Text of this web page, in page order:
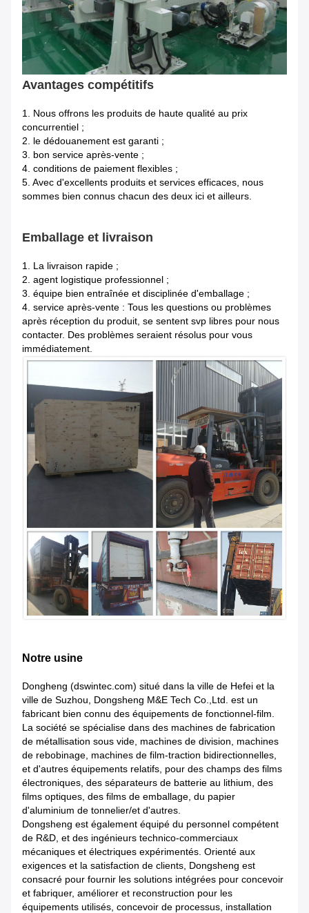
Avantages compétitifs
1. Nous offrons les produits de haute qualité au prix
concurrentiel ;
2. le dédouanement est garanti ;
3. bon service après-vente ;
4. conditions de paiement flexibles ;
5. Avec d'excellents produits et services efficaces, nous
sommes bien connus chacun des deux ici et ailleurs.
Emballage et livraison
1. La livraison rapide ;
2. agent logistique professionnel ;
3. équipe bien entraînée et disciplinée d'emballage ;
4. service après-vente : Tous les questions ou problèmes
après réception du produit, se sentent svp libres pour nous
contacter. Des problèmes seraient résolus pour vous
immédiatement.
Notre usine
Dongheng (dswintec.com) situé dans la ville de Hefei et la
ville de Suzhou, Dongsheng M&E Tech Co.,Ltd. est un
fabricant bien connu des équipements de fonctionnel-film.
La société se spécialise dans des machines de fabrication
de métallisation sous vide, machines de division, machines
de rebobinage, machines de film-traction bidirectionnelles,
et d'autres équipements relatifs, pour des champs des films
électroniques, des séparateurs de batterie au lithium, des
films optiques, des films de emballage, du papier
d'aluminium de tonnelier/et d'autres.
Dongsheng est également équipé du personnel compétent
de R&D, et des ingénieurs technico-commerciaux
mécaniques et électriques expérimentés. Orienté aux
exigences et la satisfaction de clients, Dongsheng est
consacré pour fournir les solutions intégrées pour concevoir
et fabriquer, améliorer et reconstruction pour les
équipements utilisés, concevoir de processus, installation